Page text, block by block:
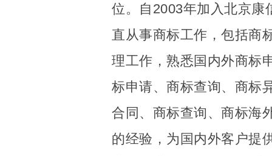
位。自2003年加入北京康
直从事商标工作，包括商
理工作，熟悉国内外商标
标申请、商标查询、商标
合同、商标查询、商标海
的经验，为国内外客户提